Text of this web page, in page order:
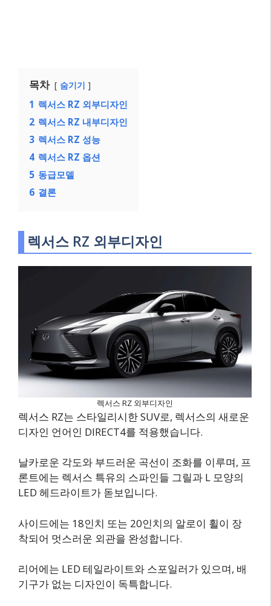
목차 숨기기
1 렉서스 RZ 외부디자인
2 렉서스 RZ 내부디자인
3 렉서스 RZ 성능
4 렉서스 RZ 옵션
5 동급모델
6 결론
렉서스 RZ 외부디자인
렉서스 RZ 외부디자인
렉서스 RZ는 스타일리시한 SUV로, 렉서스의 새로운
디자인 언어인 DIRECT4를 적용했습니다.
날카로운 각도와 부드러운 곡선이 조화를 이루며, 프
론트에는 렉서스 특유의 스파인들 그릴과 L 모양의
LED 헤드라이트가 돋보입니다.
사이드에는 18인치 또는 20인치의 알로이 휠이 장
착되어 멋스러운 외관을 완성합니다.
리어에는 LED 테일라이트와 스포일러가 있으며, 배
기구가 없는 디자인이 독특합니다.